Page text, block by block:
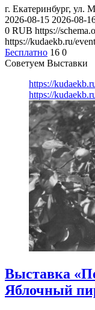
г. Екатеринбург, ул.
2026-08-15 2026-08-
0 RUB https://
https://kudaekb.ru/
Бесплатно 16 0
Советуем Выставки
https://
https://
Выставка
Яблочный